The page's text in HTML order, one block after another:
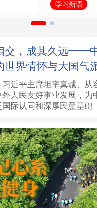
乡村振兴 银龄
旅游 能源
娱乐 时尚
学习新语
交，成其久远——
世界情怀与大国气
近平主席坦率真诚、从
外人民友好事业发展，为
国际认同和深厚民意基础